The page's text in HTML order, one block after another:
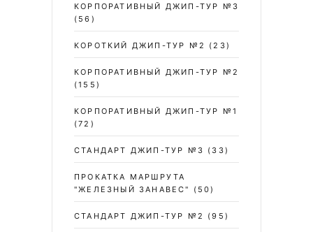
КОРПОРАТИВНЫЙ ДЖИП-ТУР №3
(56)
КОРОТКИЙ ДЖИП-ТУР №2 (23)
КОРПОРАТИВНЫЙ ДЖИП-ТУР №2
(155)
КОРПОРАТИВНЫЙ ДЖИП-ТУР №1
(72)
СТАНДАРТ ДЖИП-ТУР №3 (33)
ПРОКАТКА МАРШРУТА
"ЖЕЛЕЗНЫЙ ЗАНАВЕС"
(50)
СТАНДАРТ ДЖИП-ТУР №2 (95)